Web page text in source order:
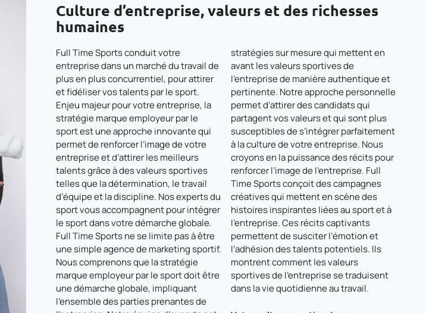
Culture d’entreprise, valeurs et des richesses
humaines
Full Time Sports conduit votre
entreprise dans un marché du travail de
plus en plus concurrentiel, pour attirer
et fidéliser vos talents par le sport.
Enjeu majeur pour votre entreprise, la
stratégie marque employeur par le
sport est une approche innovante qui
permet de renforcer l’image de votre
entreprise et d’attirer les meilleurs
talents grâce à des valeurs sportives
telles que la détermination, le travail
d’équipe et la discipline. Nos experts du
sport vous accompagnent pour intégrer
le sport dans votre démarche globale.
Full Time Sports ne se limite pas à être
une simple agence de marketing sportif.
Nous comprenons que la stratégie
marque employeur par le sport doit être
une démarche globale, impliquant
l’ensemble des parties prenantes de
stratégies sur mesure qui mettent en
avant les valeurs sportives de
l’entreprise de manière authentique et
pertinente. Notre approche personnelle
permet d’attirer des candidats qui
partagent vos valeurs et qui sont plus
susceptibles de s’intégrer parfaitement
à la culture de votre entreprise. Nous
croyons en la puissance des récits pour
renforcer l’image de l’entreprise. Full
Time Sports conçoit des campagnes
créatives qui mettent en scène des
histoires inspirantes liées au sport et à
l’entreprise. Ces récits captivants
permettent de susciter l’émotion et
l’adhésion des talents potentiels. Ils
montrent comment les valeurs
sportives de l’entreprise se traduisent
dans la vie quotidienne au travail.